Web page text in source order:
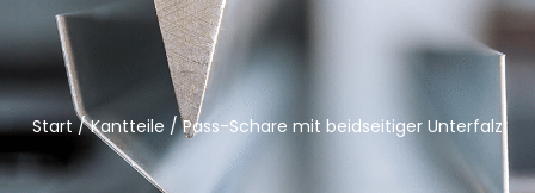
Start/Kantteile / Pass-Schare mit beidseitiger Unterfalz